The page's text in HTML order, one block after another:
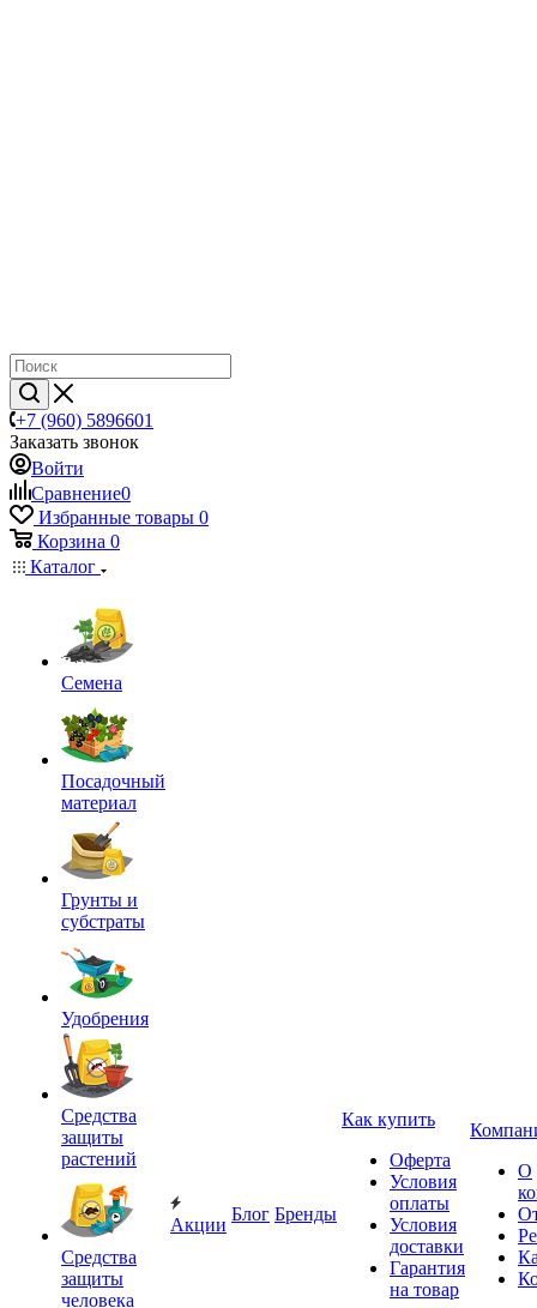
+7 (960) 5896601
Заказать звонок
Войти
Сравнение0
Избранные товары 0
Корзина 0
Каталог
Семена
Посадочный
материал
Грунты и
субстраты
Удобрения
Средства
защиты
растений
Средства
защиты
человека
Акции
Блог Бренды
Как купить
Оферта
Условия
оплаты
Условия
доставки
Гарантия
на товар
О